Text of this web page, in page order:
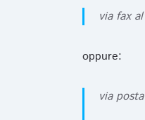
via fax
oppure:
via